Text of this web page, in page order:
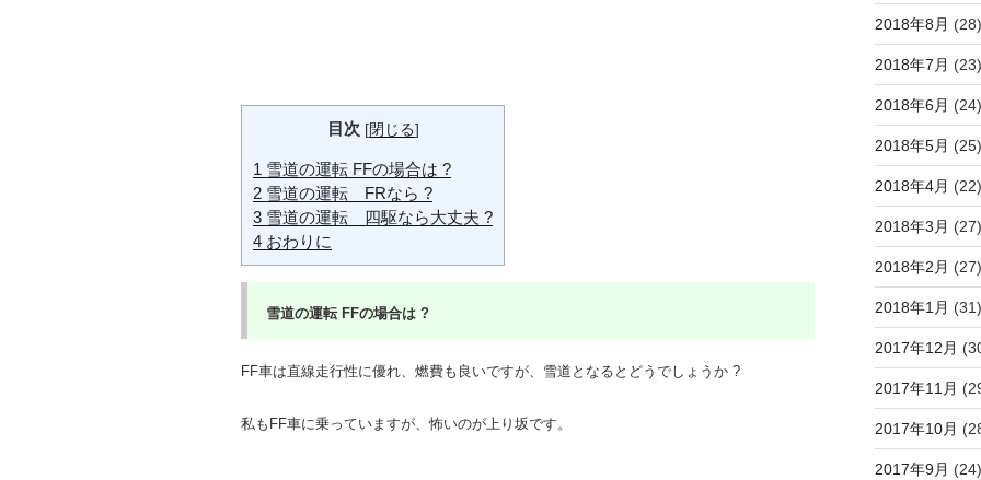
目次 [閉じる]
1 雪道の運転 FFの場合は ?
2 雪道の運転 FRなら ?
3 雪道の運転 四駆なら大丈夫 ?
4 おわりに
雪道の運転 FFの場合は ?
FF車は直線走行性に優れ、燃費も良いですが、雪道となるとどうでしょうか ?
私もFF車に乗っていますが、怖いのが上り坂です。
2018年8月 (28)
2018年7月 (23)
2018年6月 (24)
2018年5月 (25)
2018年4月 (22)
2018年3月 (27)
2018年2月 (27)
2018年1月 (31)
2017年12月
2017年11月
2017年10月
2017年9月 (24)